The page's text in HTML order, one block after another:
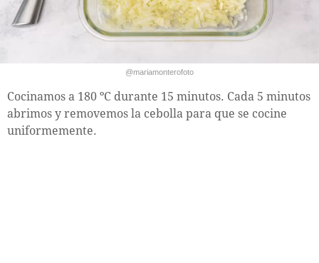
@mariamonterofoto
Cocinamos a 180 ºC durante 15 minutos. Cada 5 minutos
abrimos y removemos la cebolla para que se cocine
uniformemente.